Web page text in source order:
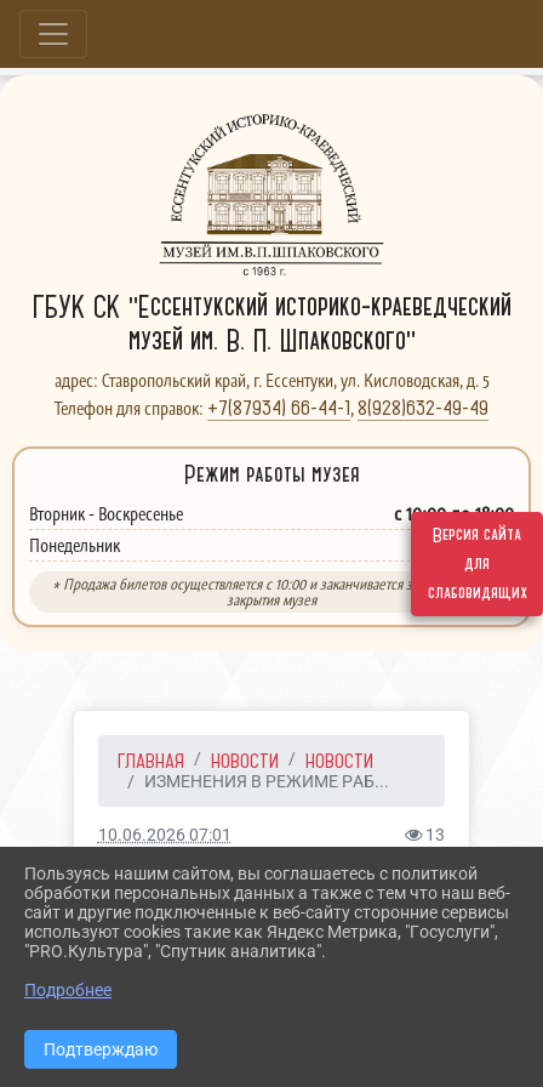
Версия сайта
для
слабовидящих
Больше, чем музей...
ГБУК СК "Ессентукский историко-краеведческий
музей им. В. П. Шпаковского"
адрес: Ставропольский край, г. Ессентуки, ул. Кисловодская, д. 5
Телефон для справок: +7(87934) 66-44-1,8(928)632-49-49
Режим работы музея
Вторник - Воскресенье с 10:00 до 18:00
Понедельник выходной
* Продажа билетов осуществляется с 10:00 и заканчивается за 30 минут до
закрытия музея
ГЛАВНАЯ НОВОСТИ НОВОСТИ
ИЗМЕНЕНИЯ В РЕЖИМЕ РАБ...
10.06.2026 07:01 13
ИЗМЕНЕНИЯ В РЕЖИМЕ
РАБОТЫ МУЗЕЯ
Пользуясь нашим сайтом, вы соглашаетесь с политикой
обработки персональных данных а также с тем что наш веб-
сайт и другие подключенные к веб-сайту сторонние сервисы
используют cookies такие как Яндекс Метрика, "Госуслуги",
"PRO.Культура", "Спутник аналитика".
Подробнее
Подтверждаю